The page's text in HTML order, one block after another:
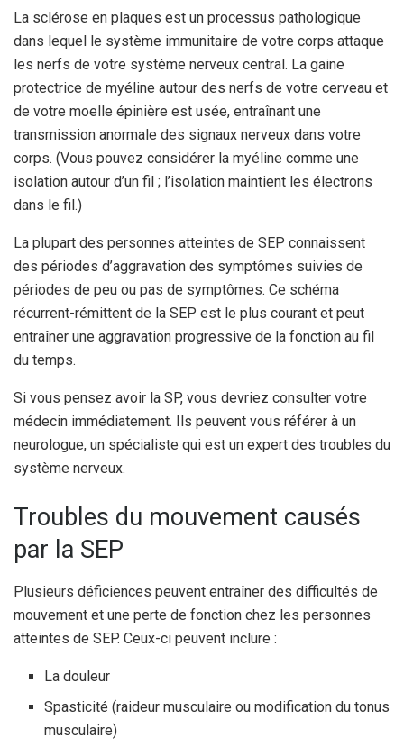
La sclérose en plaques est un processus pathologique
dans lequel le système immunitaire de votre corps attaque
les nerfs de votre système nerveux central. La gaine
protectrice de myéline autour des nerfs de votre cerveau et
de votre moelle épinière est usée, entraînant une
transmission anormale des signaux nerveux dans votre
corps. (Vous pouvez considérer la myéline comme une
isolation autour d’un fil ; l’isolation maintient les électrons
dans le fil.)
La plupart des personnes atteintes de SEP connaissent
des périodes d’aggravation des symptômes suivies de
périodes de peu ou pas de symptômes. Ce schéma
récurrent-rémittent de la SEP est le plus courant et peut
entraîner une aggravation progressive de la fonction au fil
du temps.
Si vous pensez avoir la SP, vous devriez consulter votre
médecin immédiatement. Ils peuvent vous référer à un
neurologue, un spécialiste qui est un expert des troubles du
système nerveux.
Troubles du mouvement causés
par la SEP
Plusieurs déficiences peuvent entraîner des difficultés de
mouvement et une perte de fonction chez les personnes
atteintes de SEP. Ceux-ci peuvent inclure :
La douleur
Spasticité (raideur musculaire ou modification du tonus
musculaire)